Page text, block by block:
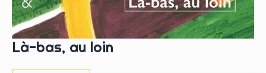
Là-bas, au loin